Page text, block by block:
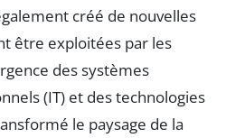
créé de nouvelles
être exploitées par les
des systèmes
(IT) et des technologies
le paysage de la